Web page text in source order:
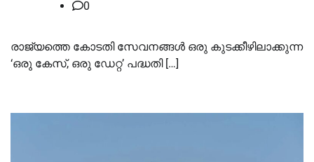
0
രാജ്യത്തെ കോടതി സേവനങ്ങള്‍ ഒരു കുടക്കീഴിലാക്കുന്ന
‘ഒരു കേസ്, ഒരു ഡേറ്റ’ പദ്ധതി […]